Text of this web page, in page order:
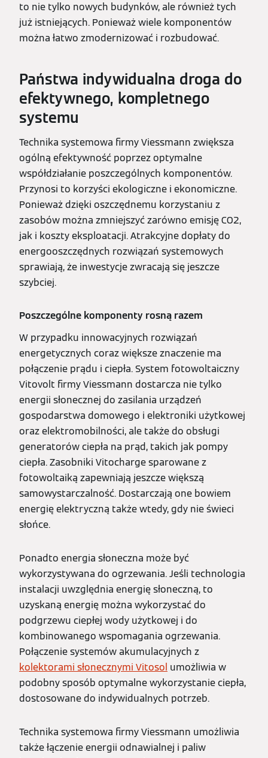
to nie tylko nowych budynków, ale również tych
już istniejących. Ponieważ wiele komponentów
można łatwo zmodernizować i rozbudować.
Państwa indywidualna droga do
efektywnego, kompletnego
systemu
Technika systemowa firmy Viessmann zwiększa
ogólną efektywność poprzez optymalne
współdziałanie poszczególnych komponentów.
Przynosi to korzyści ekologiczne i ekonomiczne.
Ponieważ dzięki oszczędnemu korzystaniu z
zasobów można zmniejszyć zarówno emisję CO2,
jak i koszty eksploatacji. Atrakcyjne dopłaty do
energooszczędnych rozwiązań systemowych
sprawiają, że inwestycje zwracają się jeszcze
szybciej.
Poszczególne komponenty rosną razem
W przypadku innowacyjnych rozwiązań
energetycznych coraz większe znaczenie ma
połączenie prądu i ciepła. System fotowoltaiczny
Vitovolt firmy Viessmann dostarcza nie tylko
energii słonecznej do zasilania urządzeń
gospodarstwa domowego i elektroniki użytkowej
oraz elektromobilności, ale także do obsługi
generatorów ciepła na prąd, takich jak pompy
ciepła. Zasobniki Vitocharge sparowane z
fotowoltaiką zapewniają jeszcze większą
samowystarczalność. Dostarczają one bowiem
energię elektryczną także wtedy, gdy nie świeci
słońce.
Ponadto energia słoneczna może być
wykorzystywana do ogrzewania. Jeśli technologia
instalacji uwzględnia energię słoneczną, to
uzyskaną energię można wykorzystać do
podgrzewu ciepłej wody użytkowej i do
kombinowanego wspomagania ogrzewania.
Połączenie systemów akumulacyjnych z
kolektorami słonecznymi Vitosol umożliwia w
podobny sposób optymalne wykorzystanie ciepła,
dostosowane do indywidualnych potrzeb.
Technika systemowa firmy Viessmann umożliwia
także łączenie energii odnawialnej i paliw